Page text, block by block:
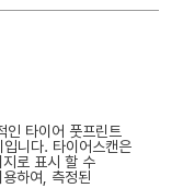
타이어 풋프린트
니다. 타이어스캔은
로 표시 할 수
하여, 측정된